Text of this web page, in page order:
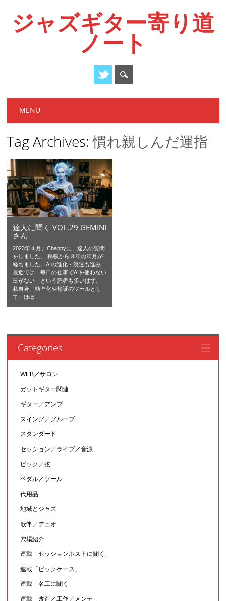
ジャズギター寄り道
ノート
Main menu
MENU
Tag Archives:慣れ親しんだ運指
達人に聞く VOL.29 GEMINI
さん
2023年４月、Chappyに、達人の質問
をしました。 掲載から３年の年月が
経ちました。AIの進化・浸透も進み、
最近では「毎日の仕事でAIを使わない
日がない」という読者も多いはず。
私自身、効率化や検証のツールとし
て、ほぼ
Categories
WEB／サロン
ガットギター関連
ギター／アンプ
スイング／グルーブ
スタンダード
セッション／ライブ／音源
ピック／弦
ペダル／ツール
代用品
地域とジャズ
歌伴／デュオ
穴場紹介
連載「セッションホストに聞く」
連載「ピックケース」
連載「名工に聞く」
連載「改造／工作／メンテ」